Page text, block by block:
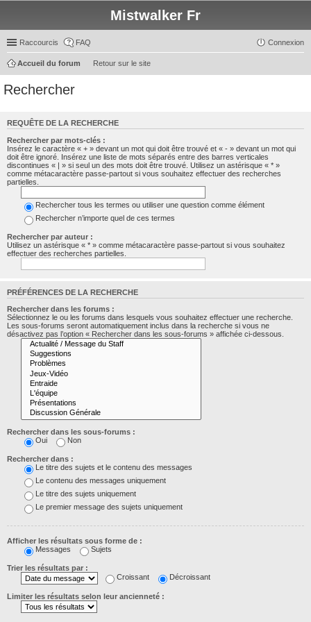
Mistwalker Fr
Raccourcis FAQ Connexion
Retour sur le site
Accueil du forum
Rechercher
REQUÊTE DE LA RECHERCHE
Rechercher par mots-clés :
Insérez le caractère « + » devant un mot qui doit être trouvé et « - » devant un mot qui
doit être ignoré. Insérez une liste de mots séparés entre des barres verticales
discontinues « | » si seul un des mots doit être trouvé. Utilisez un astérisque « * »
comme métacaractère passe-partout si vous souhaitez effectuer des recherches
partielles.
Rechercher tous les termes ou utiliser une question comme élément
Rechercher n’importe quel de ces termes
Rechercher par auteur :
Utilisez un astérisque « * » comme métacaractère passe-partout si vous souhaitez
effectuer des recherches partielles.
PRÉFÉRENCES DE LA RECHERCHE
Rechercher dans les forums :
Sélectionnez le ou les forums dans lesquels vous souhaitez effectuer une recherche.
Les sous-forums seront automatiquement inclus dans la recherche si vous ne
désactivez pas l’option « Rechercher dans les sous-forums » affichée ci-dessous.
Rechercher dans les sous-forums :
Oui
Non
Rechercher dans :
Le titre des sujets et le contenu des messages
Le contenu des messages uniquement
Le titre des sujets uniquement
Le premier message des sujets uniquement
Afficher les résultats sous forme de :
Messages
Sujets
Trier les résultats par :
Croissant
Décroissant
Limiter les résultats selon leur ancienneté :